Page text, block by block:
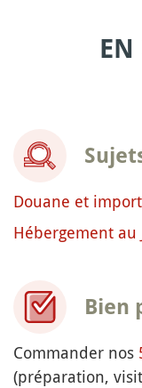
EN
Douane et
Hébergement au
Bien
Commander nos
(préparation,